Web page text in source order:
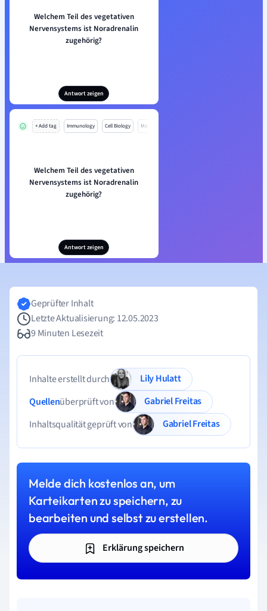
Welchem Teil des vegetativen
Nervensystems ist Noradrenalin
zugehörig?
Antwort zeigen
+ Add tag Immunology Cell Biology Mo
Welchem Teil des vegetativen
Nervensystems ist Noradrenalin
zugehörig?
Antwort zeigen
Geprüfter Inhalt
Letzte Aktualisierung: 12.05.2023
9 Minuten Lesezeit
Inhalte erstellt durch
Lily Hulatt
Quellenüberprüft von
Gabriel Freitas
Inhaltsqualität geprüft von
Gabriel Freitas
Melde dich kostenlos an, um
Karteikarten zu speichern, zu
bearbeiten und selbst zu erstellen.
Erklärung speichern